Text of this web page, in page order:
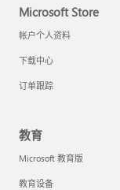
Microsoft Store
帐户个人资料
下载中心
订单跟踪
教育
Microsoft 教育版
教育设备